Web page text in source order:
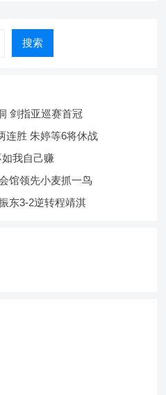
搜索
剑指亚巡赛首冠
连胜 朱婷等6将休战
我自己赚
馆领先小麦抓一鸟
东3-2逆转程靖淇